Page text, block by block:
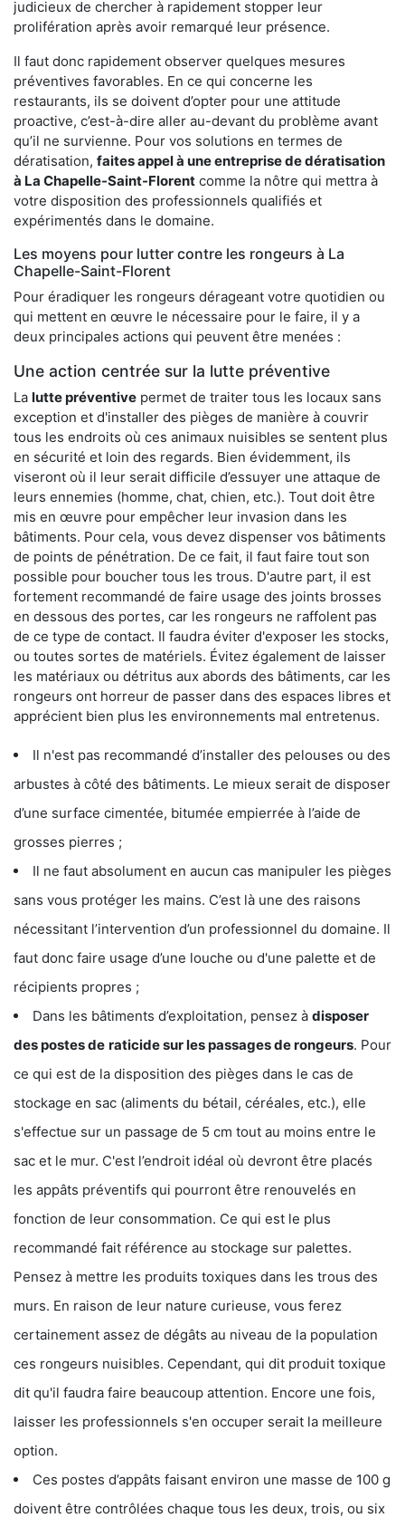
judicieux de chercher à rapidement stopper leur
prolifération après avoir remarqué leur présence.
Il faut donc rapidement observer quelques mesures
préventives favorables. En ce qui concerne les
restaurants, ils se doivent d’opter pour une attitude
proactive, c’est-à-dire aller au-devant du problème avant
qu’il ne survienne. Pour vos solutions en termes de
dératisation, faites appel à une entreprise de dératisation
à La Chapelle-Saint-Florent comme la nôtre qui mettra à
votre disposition des professionnels qualifiés et
expérimentés dans le domaine.
Les moyens pour lutter contre les rongeurs à La
Chapelle-Saint-Florent
Pour éradiquer les rongeurs dérageant votre quotidien ou
qui mettent en œuvre le nécessaire pour le faire, il y a
deux principales actions qui peuvent être menées :
Une action centrée sur la lutte préventive
La lutte préventive permet de traiter tous les locaux sans
exception et d'installer des pièges de manière à couvrir
tous les endroits où ces animaux nuisibles se sentent plus
en sécurité et loin des regards. Bien évidemment, ils
viseront où il leur serait difficile d’essuyer une attaque de
leurs ennemies (homme, chat, chien, etc.). Tout doit être
mis en œuvre pour empêcher leur invasion dans les
bâtiments. Pour cela, vous devez dispenser vos bâtiments
de points de pénétration. De ce fait, il faut faire tout son
possible pour boucher tous les trous. D'autre part, il est
fortement recommandé de faire usage des joints brosses
en dessous des portes, car les rongeurs ne raffolent pas
de ce type de contact. Il faudra éviter d'exposer les stocks,
ou toutes sortes de matériels. Évitez également de laisser
les matériaux ou détritus aux abords des bâtiments, car les
rongeurs ont horreur de passer dans des espaces libres et
apprécient bien plus les environnements mal entretenus.
Il n'est pas recommandé d’installer des pelouses ou des
arbustes à côté des bâtiments. Le mieux serait de disposer
d’une surface cimentée, bitumée empierrée à l’aide de
grosses pierres ;
Il ne faut absolument en aucun cas manipuler les pièges
sans vous protéger les mains. C’est là une des raisons
nécessitant l’intervention d’un professionnel du domaine. Il
faut donc faire usage d’une louche ou d'une palette et de
récipients propres ;
Dans les bâtiments d’exploitation, pensez à disposer
des postes de raticide sur les passages de rongeurs. Pour
ce qui est de la disposition des pièges dans le cas de
stockage en sac (aliments du bétail, céréales, etc.), elle
s'effectue sur un passage de 5 cm tout au moins entre le
sac et le mur. C'est l’endroit idéal où devront être placés
les appâts préventifs qui pourront être renouvelés en
fonction de leur consommation. Ce qui est le plus
recommandé fait référence au stockage sur palettes.
Pensez à mettre les produits toxiques dans les trous des
murs. En raison de leur nature curieuse, vous ferez
certainement assez de dégâts au niveau de la population
ces rongeurs nuisibles. Cependant, qui dit produit toxique
dit qu'il faudra faire beaucoup attention. Encore une fois,
laisser les professionnels s'en occuper serait la meilleure
option.
Ces postes d’appâts faisant environ une masse de 100 g
doivent être contrôlées chaque tous les deux, trois, ou six